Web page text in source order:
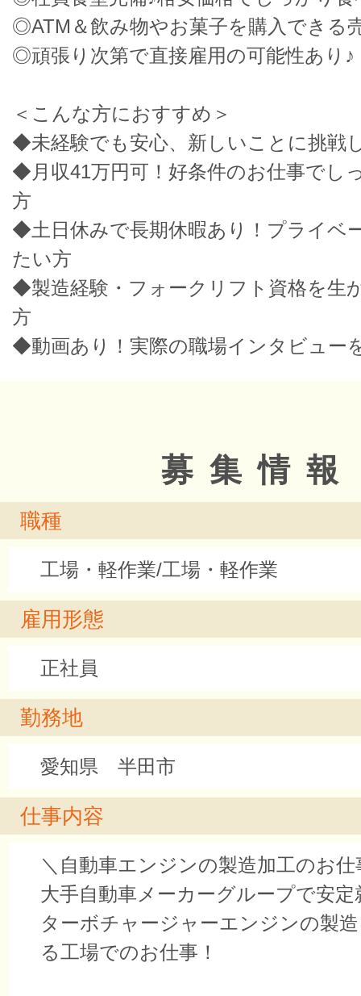
◎ATM＆飲み物やお菓子を購入できる
◎頑張り次第で直接雇用の可能性あり♪
＜こんな方におすすめ＞
◆未経験でも安心、新しいことに挑戦
◆月収41万円可！好条件のお仕事でし
方
◆土日休みで長期休暇あり！プライベ
たい方
◆製造経験・フォークリフト資格を生
方
◆動画あり！実際の職場インタビュー
募集情報
職種
工場・軽作業/工場・軽作業
雇用形態
正社員
勤務地
愛知県 半田市
仕事内容
＼自動車エンジンの製造加工のお仕
大手自動車メーカーグループで安定
ターボチャージャーエンジンの製
る工場でのお仕事！